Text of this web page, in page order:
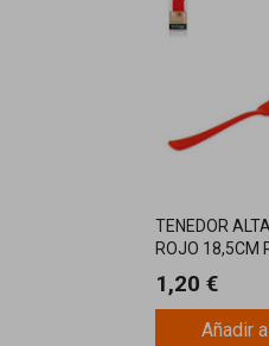
TENEDOR
ROJO 18,5CM
1,20 €
Añadir